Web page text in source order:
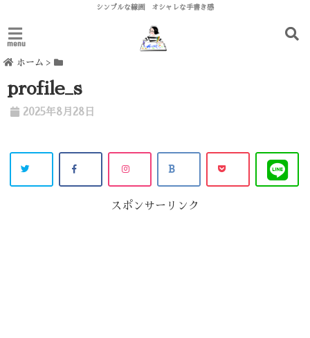
シンプルな線画 オシャレな手書き感
menu
ホーム >
profile_s
2025年8月28日
スポンサーリンク